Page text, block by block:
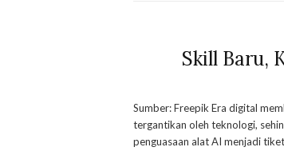
Skill Baru,
Sumber: Freepik Era digital
tergantikan oleh teknologi,
penguasaan alat AI menjadi